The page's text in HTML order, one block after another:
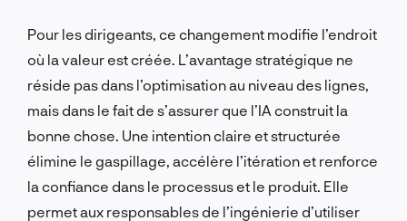
Pour les dirigeants, ce changement modifie l’endroit
où la valeur est créée. L’avantage stratégique ne
réside pas dans l’optimisation au niveau des lignes,
mais dans le fait de s’assurer que l’IA construit la
bonne chose. Une intention claire et structurée
élimine le gaspillage, accélère l’itération et renforce
la confiance dans le processus et le produit. Elle
permet aux responsables de l’ingénierie d’utiliser